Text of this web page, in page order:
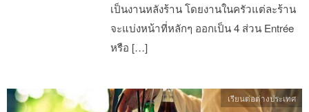
เป็นงานหลังร้าน โดยงานในครัวแต่ละร้าน
จะแบ่งหน้าที่หลักๆ ออกเป็น 4 ส่วน Entrée
หรือ […]
เรียนต่อต่างประเทศ